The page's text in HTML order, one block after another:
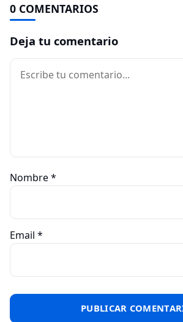
0 COMENTARIOS
Deja tu comentario
Comentario
Nombre*
Email *